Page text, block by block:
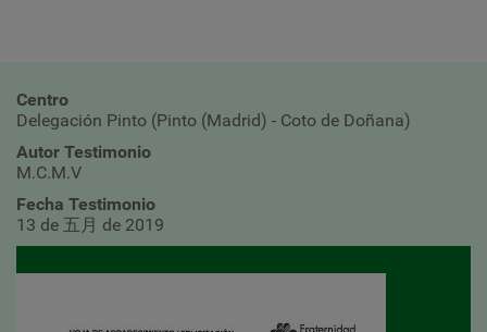
Centro
Delegación Pinto (Pinto (Madrid) - Coto de Doñana)
Autor Testimonio
M.C.M.V
Fecha Testimonio
13 de 五月 de 2019